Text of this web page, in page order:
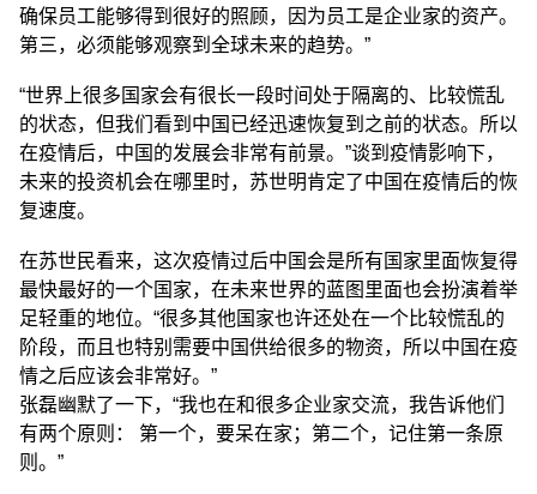
确保员工能够得到很好的照顾，因为员工是企业家的资产。
第三，必须能够观察到全球未来的趋势。”
“世界上很多国家会有很长一段时间处于隔离的、比较慌乱
的状态，但我们看到中国已经迅速恢复到之前的状态。所以
在疫情后，中国的发展会非常有前景。”谈到疫情影响下，
未来的投资机会在哪里时，苏世明肯定了中国在疫情后的恢
复速度。
在苏世民看来，这次疫情过后中国会是所有国家里面恢复得
最快最好的一个国家，在未来世界的蓝图里面也会扮演着举
足轻重的地位。“很多其他国家也许还处在一个比较慌乱的
阶段，而且也特别需要中国供给很多的物资，所以中国在疫
情之后应该会非常好。”
张磊幽默了一下，“我也在和很多企业家交流，我告诉他们
有两个原则： 第一个，要呆在家；第二个，记住第一条原
则。”